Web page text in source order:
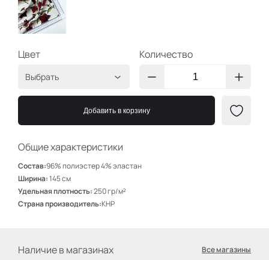
Общие характеристики
Состав:96% полиэстер 4% эластан
Ширина:145 см
Удельная плотность:250 гр/м²
Страна производитель:КНР
Наличие в магазинах
Все магазины
Цвет
Выбрать
Красные на айвори
ЗВ189
Количество
Добавить в корзину